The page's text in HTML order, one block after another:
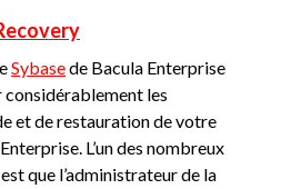
Sybasede Bacula Enterprise
les
et de restauration de votre
L’un des nombreux
que l’administrateur de la